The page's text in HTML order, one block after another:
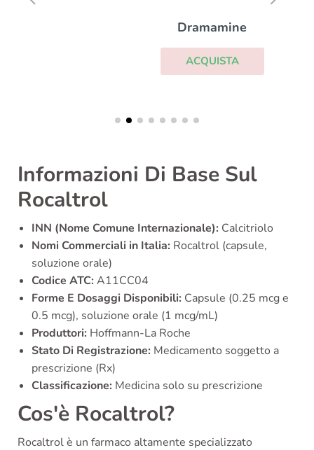
Dramamine
Informazioni Di Base Sul
Rocaltrol
INN (Nome Comune Internazionale): Calcitriolo
Nomi Commerciali in Italia: Rocaltrol (capsule,
soluzione orale)
Codice ATC: A11CC04
Forme E Dosaggi Disponibili: Capsule (0.25 mcg e
0.5 mcg), soluzione orale (1 mcg/mL)
Produttori: Hoffmann-La Roche
Stato Di Registrazione: Medicamento soggetto a
prescrizione (Rx)
Classificazione: Medicina solo su prescrizione
Cos'è Rocaltrol?
Rocaltrol è un farmaco altamente specializzato